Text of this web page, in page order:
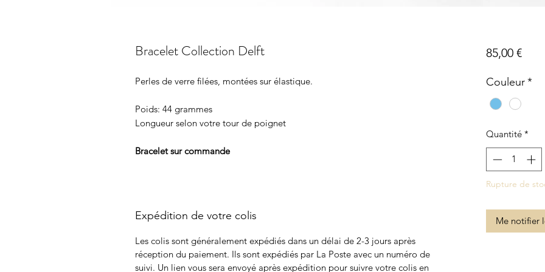
Bracelet Collection Delft
Perles de verre filées, montées sur élastique.
Poids: 44 grammes
Longueur selon votre tour de poignet
Bracelet sur commande
Expédition de votre colis
Les colis sont généralement expédiés dans un délai de 2-3 jours après
réception du paiement. Ils sont expédiés par La Poste avec un numéro de
suivi. Un lien vous sera envoyé après expédition pour suivre votre colis en
85,00 €Prix
Couleur*
Quantité *
Rupture de
Me notifier